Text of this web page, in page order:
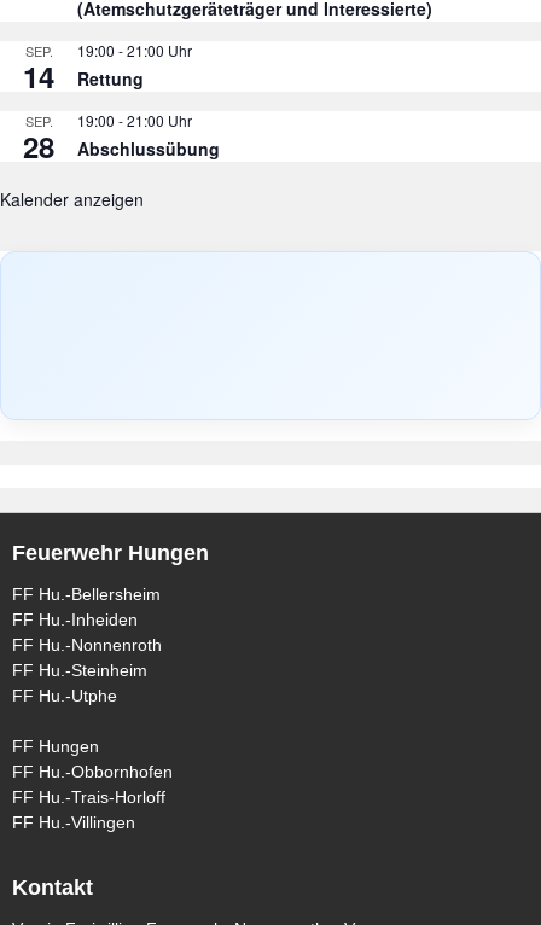
(Atemschutzgeräteträger und Interessierte)
SEP.
14
19:00 -21:00
Rettung
SEP.
28
19:00 -21:00
Abschlussübung
Kalender anzeigen
Feuerwehr Hungen
FF Hu.-Bellersheim
FF Hu.-Inheiden
FF Hu.-Nonnenroth
FF Hu.-Steinheim
FF Hu.-Utphe
FF Hungen
FF Hu.-Obbornhofen
FF Hu.-Trais-Horloff
FF Hu.-Villingen
Kontakt